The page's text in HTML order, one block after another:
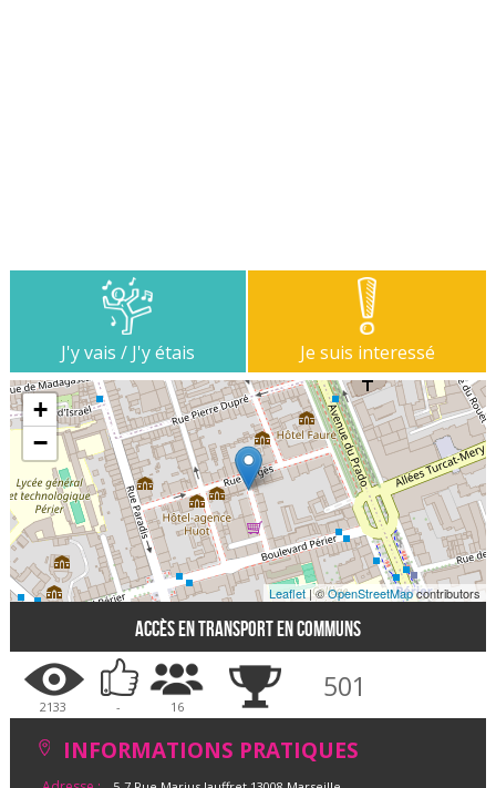
J'y vais / J'y étais Je suis interessé
+
−
Leaflet| ©OpenStreetMapcontributors
Accès en transport en communs
2133 - 16
501
INFORMATIONS PRATIQUES